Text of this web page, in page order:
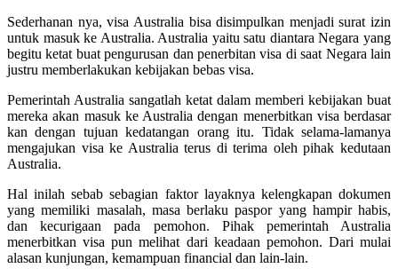
Sederhanan nya, visa Australia bisa disimpulkan menjadi surat izin
untuk masuk ke Australia. Australia yaitu satu diantara Negara yang
begitu ketat buat pengurusan dan penerbitan visa di saat Negara lain
justru memberlakukan kebijakan bebas visa.
Pemerintah Australia sangatlah ketat dalam memberi kebijakan buat
mereka akan masuk ke Australia dengan menerbitkan visa berdasar
kan dengan tujuan kedatangan orang itu. Tidak selama-lamanya
mengajukan visa ke Australia terus di terima oleh pihak kedutaan
Australia.
Hal inilah sebab sebagian faktor layaknya kelengkapan dokumen
yang memiliki masalah, masa berlaku paspor yang hampir habis,
dan kecurigaan pada pemohon. Pihak pemerintah Australia
menerbitkan visa pun melihat dari keadaan pemohon. Dari mulai
alasan kunjungan, kemampuan financial dan lain-lain.